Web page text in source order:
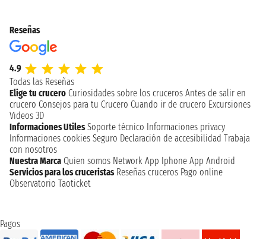
Reseñas
4.9
Todas las Reseñas
Elige tu crucero Curiosidades sobre los cruceros Antes de salir en
crucero Consejos para tu Crucero Cuando ir de crucero Excursiones
Videos 3D
Informaciones Utiles Soporte técnico Informaciones privacy
Informaciones cookies Seguro Declaración de accesibilidad Trabaja
con nosotros
Nuestra Marca Quien somos Network App Iphone App Android
Servicios para los cruceristas Reseñas cruceros Pago online
Observatorio Taoticket
Pagos